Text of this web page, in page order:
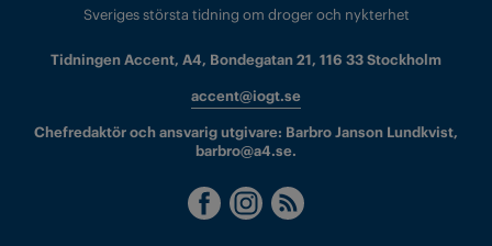
Sveriges största tidning om droger och nykterhet
Tidningen Accent, A4, Bondegatan 21, 116 33 Stockholm
accent@iogt.se
Chefredaktör och ansvarig utgivare: Barbro Janson Lundkvist,
barbro@a4.se.